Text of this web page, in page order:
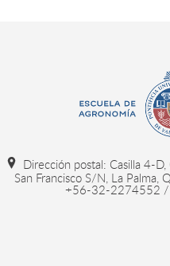
Dirección postal: Casilla 4-
San Francisco S/N, La Palma,
+56-32-2274552